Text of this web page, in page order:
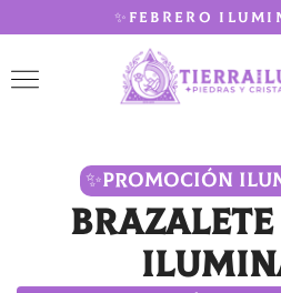
✨FEBRERO
✨PROMOCIÓN
Brazalete